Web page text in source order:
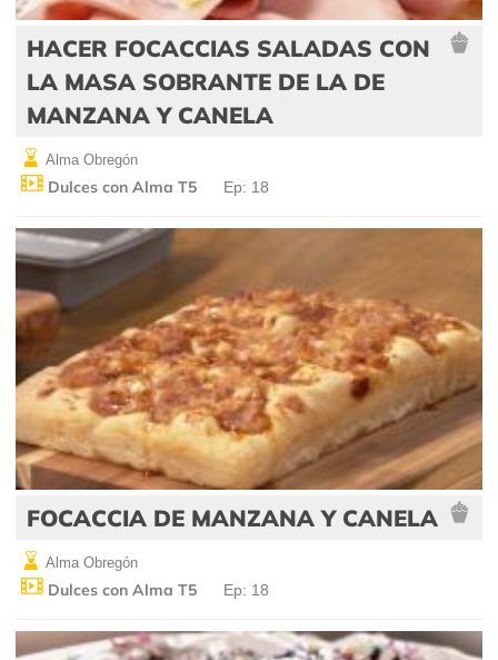
HACER FOCACCIAS SALADAS CON
LA MASA SOBRANTE DE LA DE
MANZANA Y CANELA
Alma Obregón
Dulces con Alma T5 Ep: 18
FOCACCIA DE MANZANA Y CANELA
Alma Obregón
Dulces con Alma T5 Ep: 18